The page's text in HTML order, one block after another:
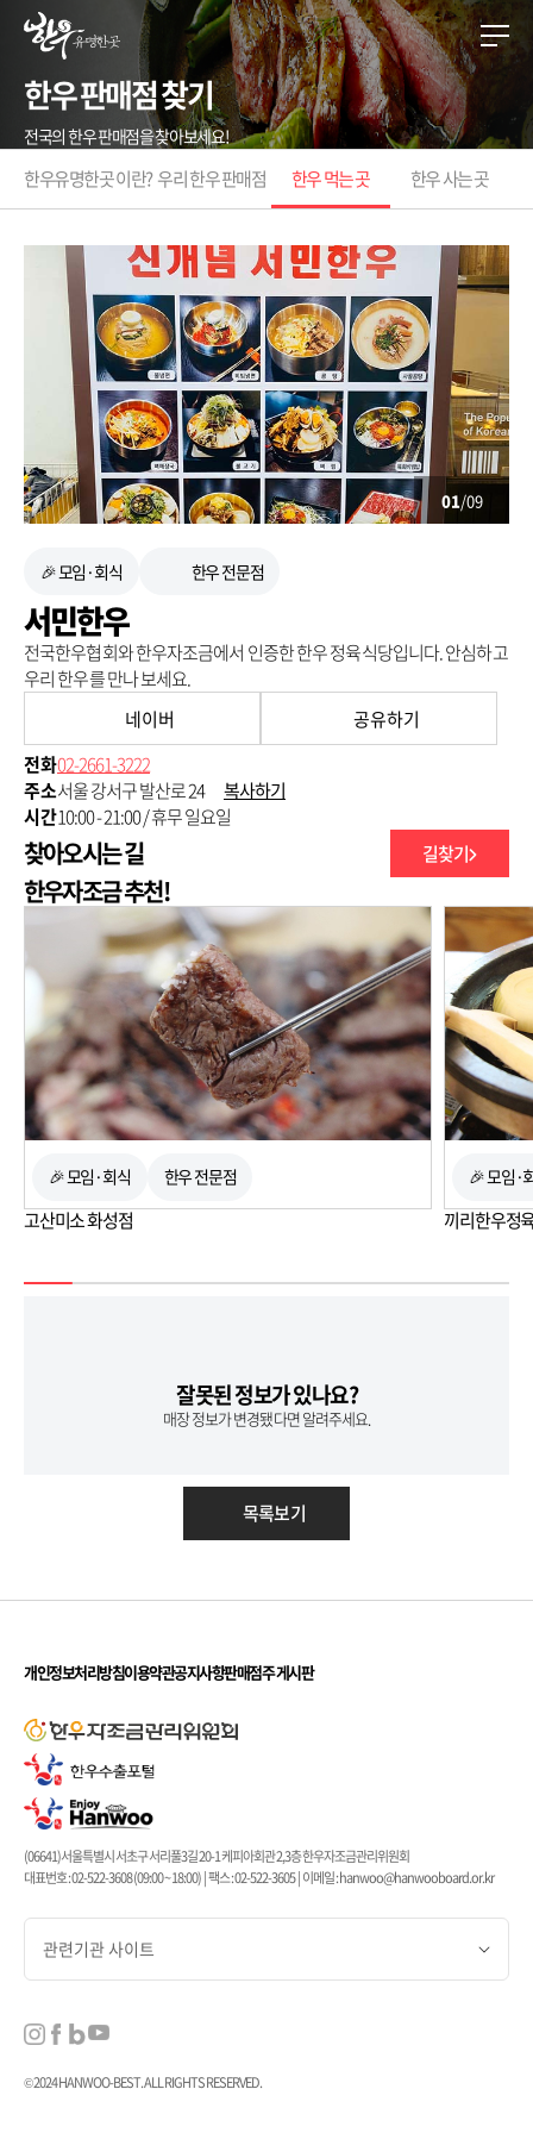
한우 판매점 찾기
전국의 한우 판매점을 찾아보세요!
한우유명한곳 이란? 우리 한우 판매점 한우 먹는 곳 한우 사는 곳
01/09
🎉 모임·회식 한우 전문점
서민한우
전국한우협회와 한우자조금에서 인증한 한우 정육식당입니다. 안심하고
우리 한우를 만나 보세요.
네이버
공유하기
전화02-2661-3222
주소서울 강서구 발산로 24
복사하기
시간10:00 - 21:00 / 휴무 일요일
찾아오시는 길 길찾기
250m
한우자조금 추천!
🎉 모임·회식 한우 전문점
고산미소 화성점
🎉 모임·
끼리한우정
잘못된 정보가 있나요?
매장 정보가 변경됐다면 알려주세요.
목록보기
개인정보처리방침이용약관공지사항판매점주 게시판
(06641)서울특별시 서초구 서리풀3길 20-1 케피아회관 2,3층 한우자조금관리위원회
대표번호 : 02-522-3608 (09:00 ~ 18:00) | 팩스 : 02-522-3605 | 이메일 : hanwoo@hanwooboard.or.kr
관련기관 사이트
© 2024 HANWOO-BEST. ALL RIGHTS RESERVED.